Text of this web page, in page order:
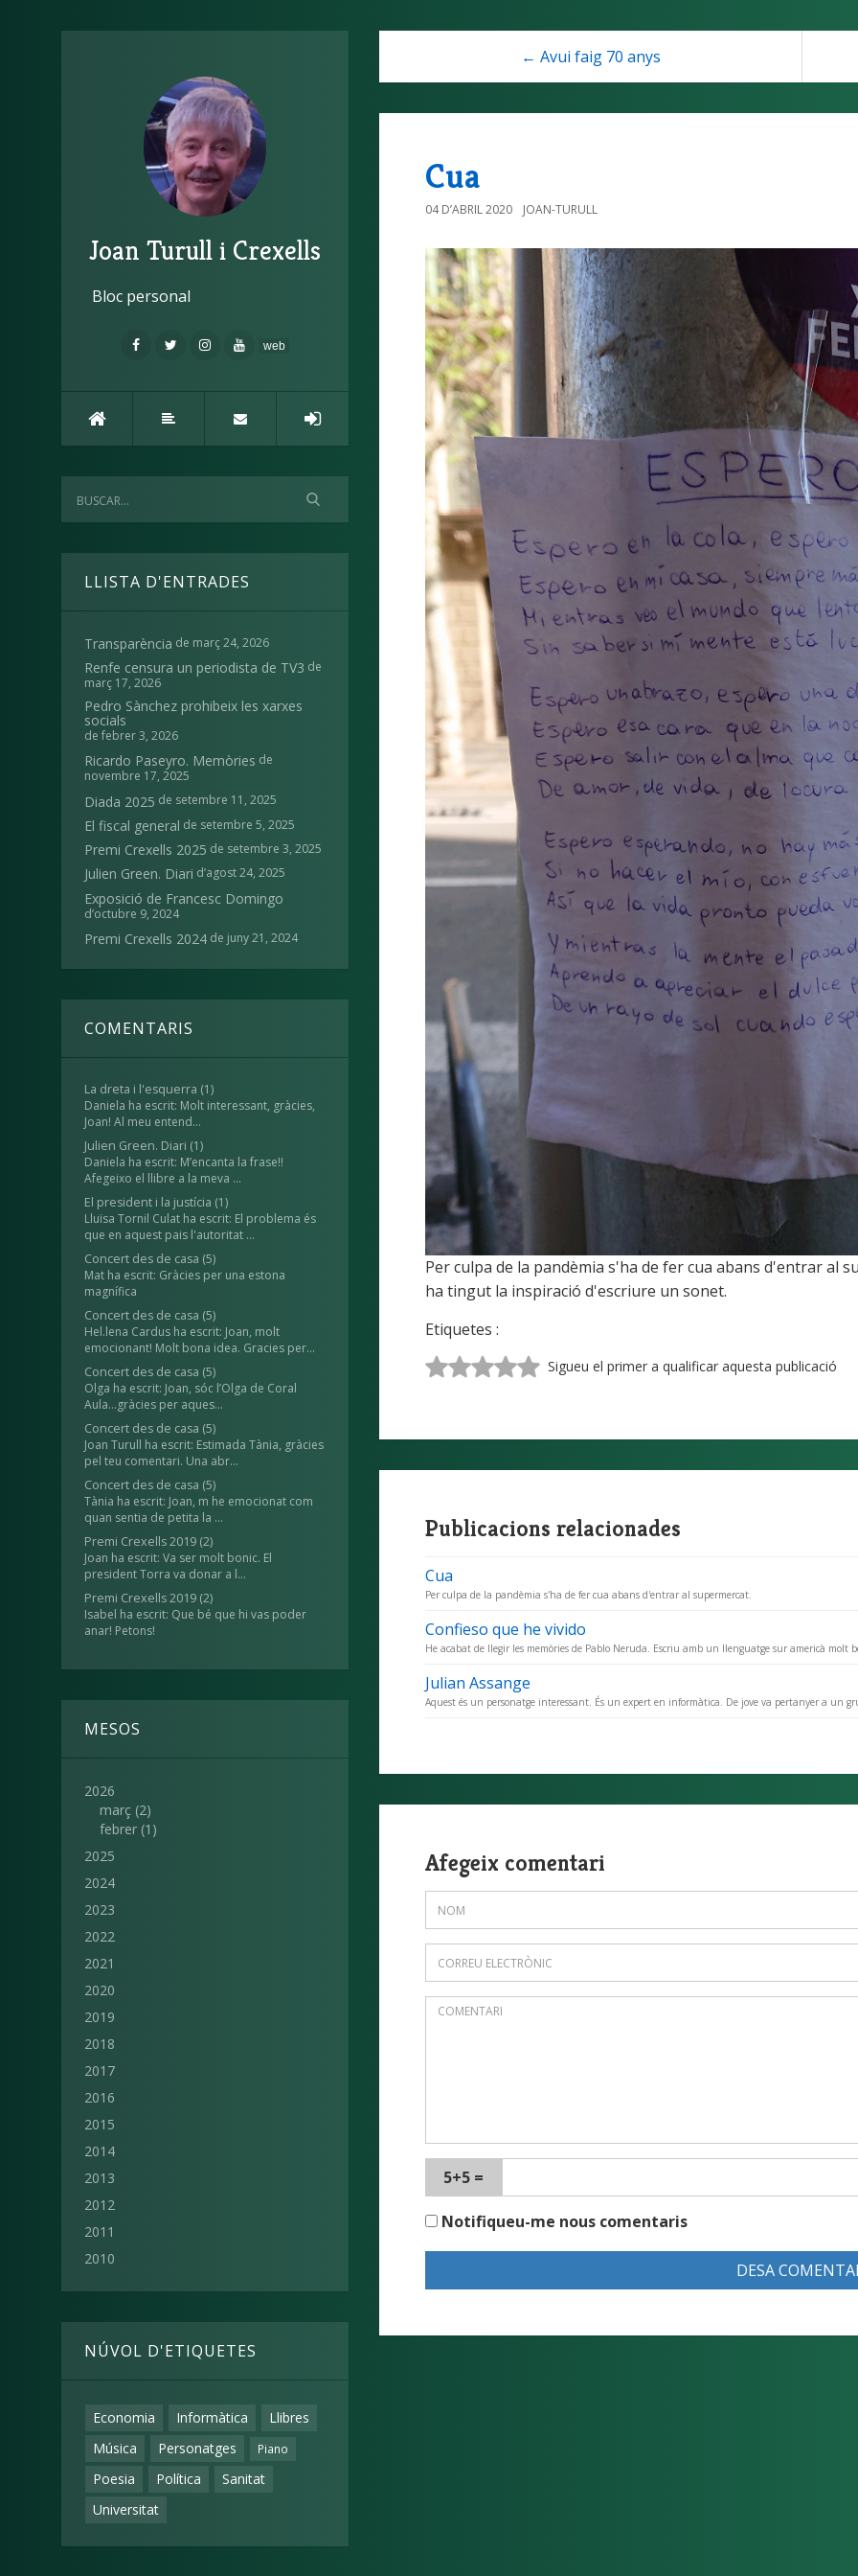
Joan Turull i Crexells
Bloc personal
web
LLISTA D'ENTRADES
Transparència de març 24, 2026
Renfe censura un periodista de TV3 de
març 17, 2026
Pedro Sànchez prohibeix les xarxes
socials
de febrer 3, 2026
Ricardo Paseyro. Memòries de
novembre 17, 2025
Diada 2025 de setembre 11, 2025
El fiscal general de setembre 5, 2025
Premi Crexells 2025 de setembre 3, 2025
Julien Green. Diari d’agost 24, 2025
Exposició de Francesc Domingo
d’octubre 9, 2024
Premi Crexells 2024 de juny 21, 2024
COMENTARIS
La dreta i l'esquerra (1)
Daniela ha escrit: Molt interessant, gràcies,
Joan! Al meu entend...
Julien Green. Diari (1)
Daniela ha escrit: M’encanta la frase!!
Afegeixo el llibre a la meva ...
El president i la justícia (1)
Lluïsa Tornil Culat ha escrit: El problema és
que en aquest pais l'autoritat ...
Concert des de casa (5)
Mat ha escrit: Gràcies per una estona
magnífica
Concert des de casa (5)
Hel.lena Cardus ha escrit: Joan, molt
emocionant! Molt bona idea. Gracies per...
Concert des de casa (5)
Olga ha escrit: Joan, sóc l’Olga de Coral
Aula...gràcies per aques...
Concert des de casa (5)
Joan Turull ha escrit: Estimada Tània, gràcies
pel teu comentari. Una abr...
Concert des de casa (5)
Tània ha escrit: Joan, m he emocionat com
quan sentia de petita la ...
Premi Crexells 2019 (2)
Joan ha escrit: Va ser molt bonic. El
president Torra va donar a l...
Premi Crexells 2019 (2)
Isabel ha escrit: Que bé que hi vas poder
anar! Petons!
MESOS
2026
març (2)
febrer (1)
2025
2024
2023
2022
2021
2020
2019
2018
2017
2016
2015
2014
2013
2012
2011
2010
NÚVOL D'ETIQUETES
Economia Informàtica
Llibres
Música
Personatges Piano
Poesia Política
Sanitat
Universitat
← Avui faig 70 anys
Cua
04 D’ABRIL 2020 JOAN-TURULL
Per culpa de la pandèmia s'ha de fer cua abans d'entrar al
ha tingut la inspiració d'escriure un sonet.
Etiquetes :
Sigueu el primer a qualificar aquesta publicació
Publicacions relacionades
Cua
Per culpa de la pandèmia s'ha de fer cua abans d'entrar al supermercat.
Confieso que he vivido
He acabat de llegir les memòries de Pablo Neruda. Escriu amb un llenguatge sur americà molt
Julian Assange
Aquest és un personatge interessant. És un expert en informàtica. De jove va pertanyer a un
Afegeix comentari
5+5 =
Notifiqueu-me nous comentaris